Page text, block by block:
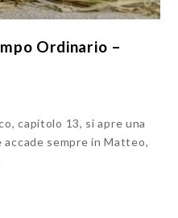
Ordinario –
capitolo 13, si apre una
accade sempre in Matteo,